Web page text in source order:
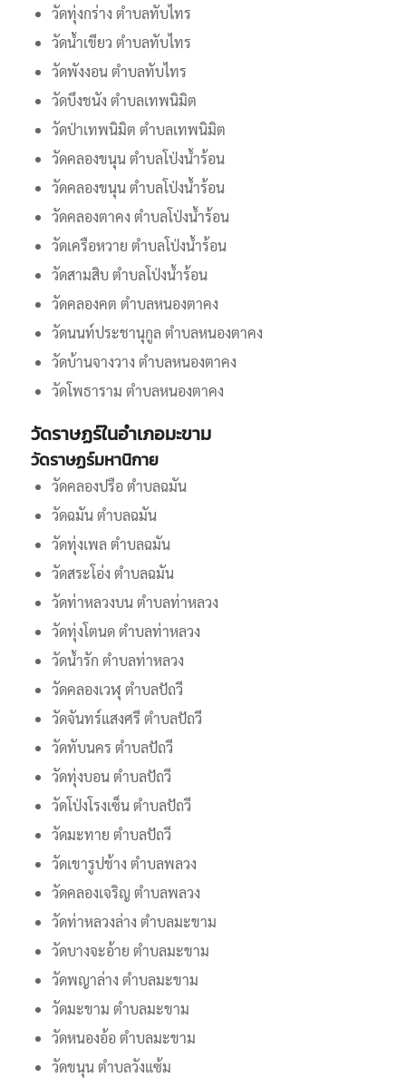
วัดทุ่งกร่าง ตำบลทับไทร
วัดน้ำเขียว ตำบลทับไทร
วัดพังงอน ตำบลทับไทร
วัดบึงชนัง ตำบลเทพนิมิต
วัดป่าเทพนิมิต ตำบลเทพนิมิต
วัดคลองขนุน ตำบลโป่งน้ำร้อน
วัดคลองขนุน ตำบลโป่งน้ำร้อน
วัดคลองตาคง ตำบลโป่งน้ำร้อน
วัดเครือหวาย ตำบลโป่งน้ำร้อน
วัดสามสิบ ตำบลโป่งน้ำร้อน
วัดคลองคต ตำบลหนองตาคง
วัดนนท์ประชานุกูล ตำบลหนองตาคง
วัดบ้านจางวาง ตำบลหนองตาคง
วัดโพธาราม ตำบลหนองตาคง
วัดราษฏร์ในอำเภอมะขาม
วัดราษฏร์มหานิกาย
วัดคลองปรือ ตำบลฉมัน
วัดฉมัน ตำบลฉมัน
วัดทุ่งเพล ตำบลฉมัน
วัดสระโอ่ง ตำบลฉมัน
วัดท่าหลวงบน ตำบลท่าหลวง
วัดทุ่งโตนด ตำบลท่าหลวง
วัดน้ำรัก ตำบลท่าหลวง
วัดคลองเวฬุ ตำบลปัถวี
วัดจันทร์แสงศรี ตำบลปัถวี
วัดทับนคร ตำบลปัถวี
วัดทุ่งบอน ตำบลปัถวี
วัดโป่งโรงเซ็น ตำบลปัถวี
วัดมะทาย ตำบลปัถวี
วัดเขารูปช้าง ตำบลพลวง
วัดคลองเจริญ ตำบลพลวง
วัดท่าหลวงล่าง ตำบลมะขาม
วัดบางจะอ้าย ตำบลมะขาม
วัดพญาล่าง ตำบลมะขาม
วัดมะขาม ตำบลมะขาม
วัดหนองอ้อ ตำบลมะขาม
วัดขนุน ตำบลวังแซ้ม